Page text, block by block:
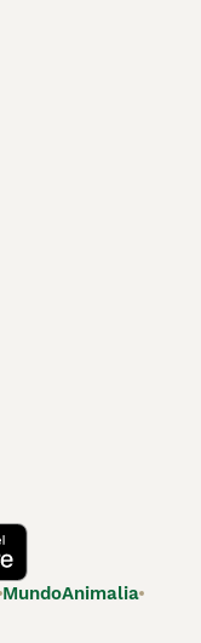
MundoAnimalia